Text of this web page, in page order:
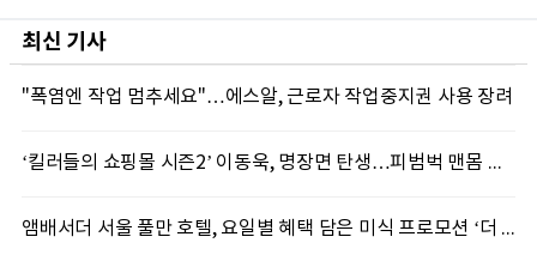
최신 기사
"폭염엔 작업 멈추세요"…에스알, 근로자 작업중지권 사용 장려
‘킬러들의 쇼핑몰 시즌2’ 이동욱, 명장면 탄생…피범벅 맨몸 액션 ‘감탄’
앰배서더 서울 풀만 호텔, 요일별 혜택 담은 미식 프로모션 ‘더 킹스 : 다이닝 프리빌리지즈’ 선봬